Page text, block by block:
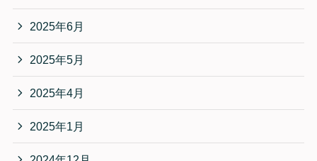
2025年6月
2025年5月
2025年4月
2025年1月